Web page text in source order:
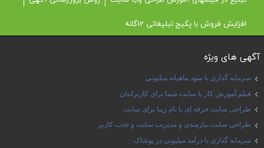
افزایش فروش با پکیج تبلیغاتی 12گانه
آگهی های ویژه
سرمایه گذاری با سود ماهیانه میلیونی
فیلم آموزش کار با سایت شما برای کاربرانتان
طراحی سایت حرفه ای با نام زیبا برای سایت
طراحی سایت نیازمندی و مدیریت سایت و جذب کاربر
سرمایه گذاری با درآمد میلیونی در پوشاک